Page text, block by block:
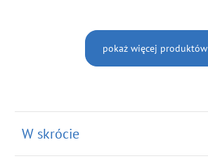
pokaż więcej produktów
W skrócie